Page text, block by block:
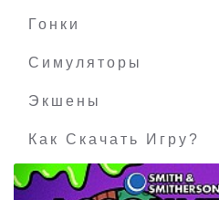
Гонки
Симуляторы
Экшены
Как Скачать Игру?